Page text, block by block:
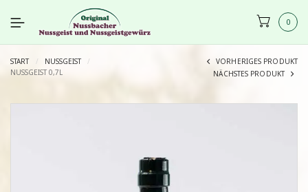
0
START / NUSSGEIST
/
NUSSGEIST 0,7L
VORHERIGES PRODUKT
NÄCHSTES PRODUKT